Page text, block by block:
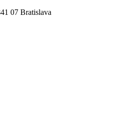
07 Bratislava